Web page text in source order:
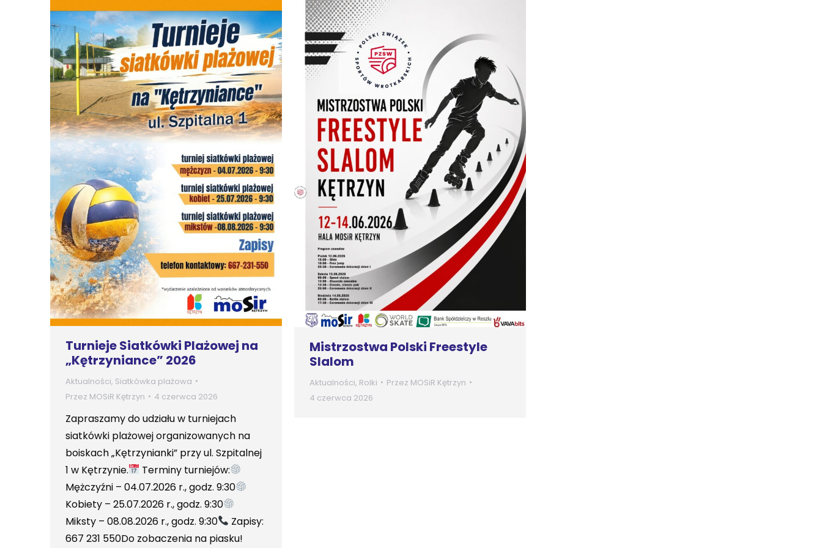
Turnieje Siatkówki Plażowej na
„Kętrzyniance” 2026
Aktualności, Siatkówka plażowa
Przez MOSiR Kętrzyn 4 czerwca 2026
Zapraszamy do udziału w turniejach
siatkówki plażowej organizowanych na
boiskach „Kętrzynianki” przy ul. Szpitalnej
1 w Kętrzynie.
Terminy turniejów:
Mężczyźni – 04.07.2026 r., godz. 9:30
Kobiety – 25.07.2026 r., godz. 9:30
Miksty – 08.08.2026 r., godz. 9:30
Zapisy:
667 231 550Do zobaczenia na piasku!
Mistrzostwa Polski Freestyle
Slalom
Aktualności, Rolki Przez MOSiR Kętrzyn
4 czerwca 2026